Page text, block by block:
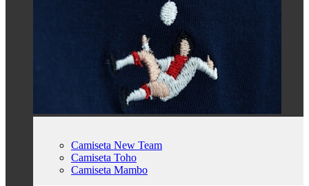
Camiseta New Team
Camiseta Toho
Camiseta Mambo